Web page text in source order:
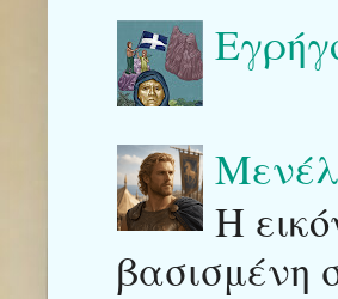
Η
βασισμένη